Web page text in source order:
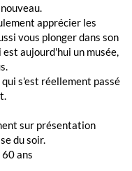
apprécier les
vous plonger dans son
aujourd'hui un musée,
s'est réellement passé
sur présentation
du soir.
ans